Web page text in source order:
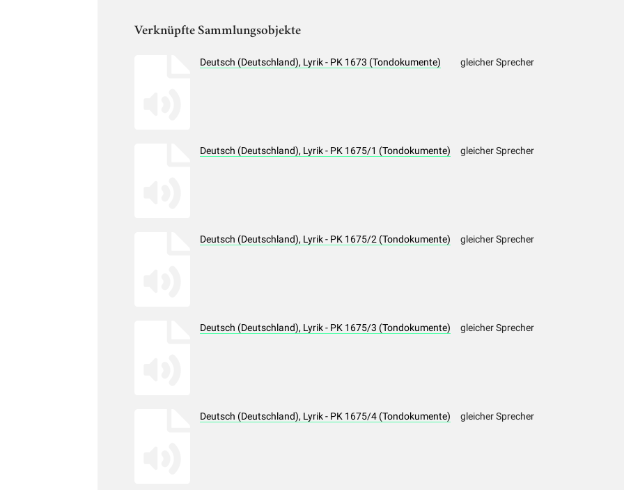
Verknüpfte Sammlungsobjekte
Deutsch (Deutschland), Lyrik - PK 1673 (Tondokumente) gleicher Sprecher
Deutsch (Deutschland), Lyrik - PK 1675/1 (Tondokumente) gleicher Sprecher
Deutsch (Deutschland), Lyrik - PK 1675/2 (Tondokumente) gleicher Sprecher
Deutsch (Deutschland), Lyrik - PK 1675/3 (Tondokumente) gleicher Sprecher
Deutsch (Deutschland), Lyrik - PK 1675/4 (Tondokumente) gleicher Sprecher